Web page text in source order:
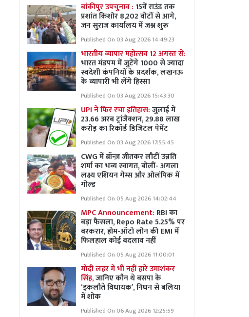
बांकीपुर उपचुनाव :15वें राउंड तक
प्रशांत किशोर 8,202 वोटों से आगे,
जन सुराज कार्यालय में जश्न शुरू
Published On 03 Aug 2026 14:49:23
भारतीय व्यापार महोत्सव 12 अगस्त से:
भारत मंडपम में जुटेंगे 1000 से ज्यादा
स्वदेशी कंपनियों के प्रदर्शक, लखनऊ
के व्यापारी भी लेंगे हिस्सा
Published On 03 Aug 2026 15:43:30
UPI ने फिर रचा इतिहास:जुलाई में
23.66 अरब ट्रांजैक्शन, 29.88 लाख
करोड़ का रिकॉर्ड डिजिटल पेमेंट
Published On 03 Aug 2026 17:55:45
CWG में ब्रॉन्ज़ जीतकर लौटीं उन्नति
शर्मा का भव्य स्वागत, बोलीं- अगला
लक्ष्य एशियन गेम्स और ओलंपिक में
गोल्ड
Published On 05 Aug 2026 14:02:44
MPC Announcement: RBI का
बड़ा फैसला, Repo Rate 5.25% पर
बरकरार, होम-ऑटो लोन की EMI में
फिलहाल कोई बदलाव नहीं
Published On 05 Aug 2026 11:00:01
मोदी लहर में भी नहीं हारे उमाशंकर
सिंह,जानिए कौन थे बसपा के
‘इकलौते विधायक’, निधन से बलिया
में शोक
Published On 06 Aug 2026 12:25:59